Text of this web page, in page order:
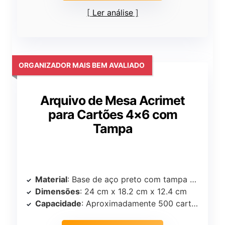
Ler análise
Arquivo de Mesa Acrimet
para Cartões 4×6 com
Tampa
ORGANIZADOR MAIS BEM AVALIADO
Material: Base de aço preto com tampa de vidro transparente
Dimensões: 24 cm x 18.2 cm x 12.4 cm
Capacidade: Aproximadamente 500 cartões